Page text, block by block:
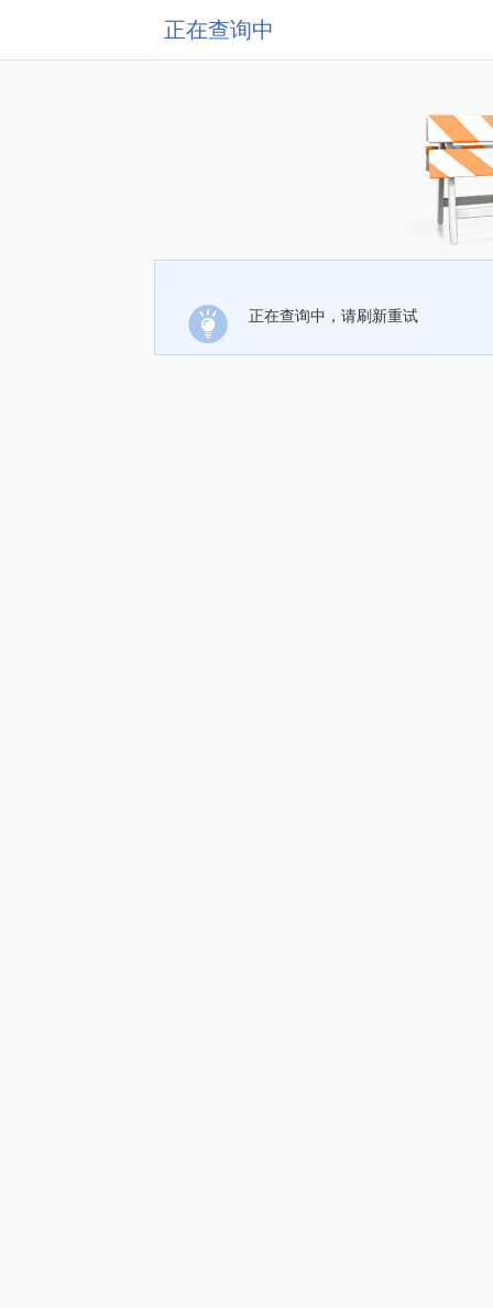
正在查询中
正在查询中，请刷新重试